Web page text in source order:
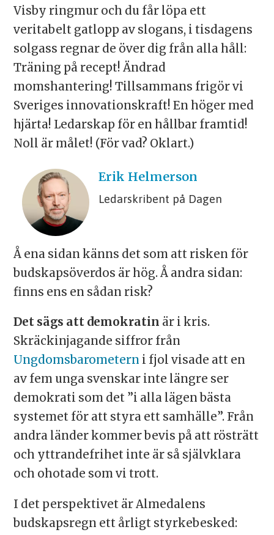
Visby ringmur och du får löpa ett
veritabelt gatlopp av slogans, i tisdagens
solgass regnar de över dig från alla håll:
Träning på recept! Ändrad
momshantering! Tillsammans frigör vi
Sveriges innovationskraft! En höger med
hjärta! Ledarskap för en hållbar framtid!
Noll är målet! (För vad? Oklart.)
Erik Helmerson
Ledarskribent på Dagen
Å ena sidan känns det som att risken för
budskapsöverdos är hög. Å andra sidan:
finns ens en sådan risk?
Det sägs att demokratin är i kris.
Skräckinjagande siffror från
Ungdomsbarometern i fjol visade att en
av fem unga svenskar inte längre ser
demokrati som det ”i alla lägen bästa
systemet för att styra ett samhälle”. Från
andra länder kommer bevis på att rösträtt
och yttrandefrihet inte är så självklara
och ohotade som vi trott.
I det perspektivet är Almedalens
budskapsregn ett årligt styrkebesked: